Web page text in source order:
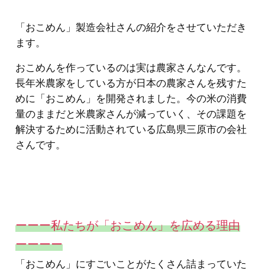
「おこめん」製造会社さんの紹介をさせていただき
ます。
おこめんを作っているのは実は農家さんなんです。
長年米農家をしている方が日本の農家さんを残すた
めに「おこめん」を開発されました。今の米の消費
量のままだと米農家さんが減っていく、その課題を
解決するために活動されている広島県三原市の会社
さんです。
ーーー私たちが「おこめん」を広める理由
ーーーー
「おこめん」にすごいことがたくさん詰まっていた